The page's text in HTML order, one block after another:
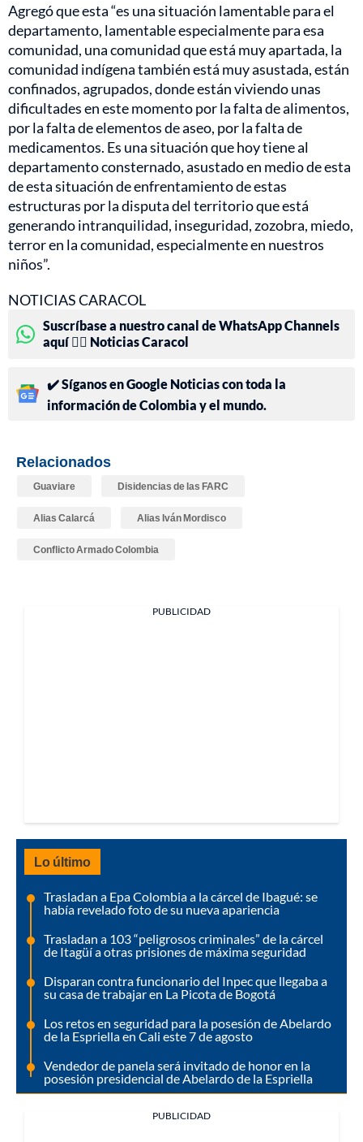
Agregó que esta “es una situación lamentable para el
departamento, lamentable especialmente para esa
comunidad, una comunidad que está muy apartada, la
comunidad indígena también está muy asustada, están
confinados, agrupados, donde están viviendo unas
dificultades en este momento por la falta de alimentos,
por la falta de elementos de aseo, por la falta de
medicamentos. Es una situación que hoy tiene al
departamento consternado, asustado en medio de esta
de esta situación de enfrentamiento de estas
estructuras por la disputa del territorio que está
generando intranquilidad, inseguridad, zozobra, miedo,
terror en la comunidad, especialmente en nuestros
niños”.
NOTICIAS CARACOL
Suscríbase a nuestro canal de WhatsApp Channels
aquí 👉🏻 Noticias Caracol
✔️ Síganos en Google Noticias con toda la
información de Colombia y el mundo.
Relacionados
Guaviare Disidencias de las FARC
Alias Calarcá Alias Iván Mordisco
Conflicto Armado Colombia
PUBLICIDAD
Lo último
Trasladan a Epa Colombia a la cárcel de Ibagué: se
había revelado foto de su nueva apariencia
Trasladan a 103 “peligrosos criminales” de la cárcel
de Itagüí a otras prisiones de máxima seguridad
Disparan contra funcionario del Inpec que llegaba a
su casa de trabajar en La Picota de Bogotá
Los retos en seguridad para la posesión de Abelardo
de la Espriella en Cali este 7 de agosto
Vendedor de panela será invitado de honor en la
posesión presidencial de Abelardo de la Espriella
PUBLICIDAD